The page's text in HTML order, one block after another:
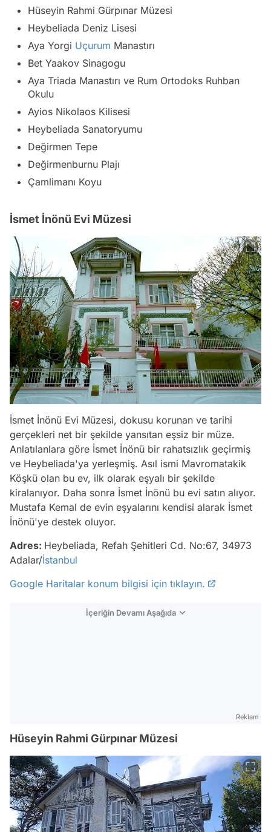
Hüseyin Rahmi Gürpınar Müzesi
Heybeliada Deniz Lisesi
Aya Yorgi Uçurum Manastırı
Bet Yaakov Sinagogu
Aya Triada Manastırı ve Rum Ortodoks Ruhban
Okulu
Ayios Nikolaos Kilisesi
Heybeliada Sanatoryumu
Değirmen Tepe
Değirmenburnu Plajı
Çamlimanı Koyu
İsmet İnönü Evi Müzesi
İsmet İnönü Evi Müzesi, dokusu korunan ve tarihi
gerçekleri net bir şekilde yansıtan eşsiz bir müze.
Anlatılanlara göre İsmet İnönü bir rahatsızlık geçirmiş
ve Heybeliada'ya yerleşmiş. Asıl ismi Mavromatakik
Köşkü olan bu ev, ilk olarak eşyalı bir şekilde
kiralanıyor. Daha sonra İsmet İnönü bu evi satın alıyor.
Mustafa Kemal de evin eşyalarını kendisi alarak İsmet
İnönü'ye destek oluyor.
Adres: Heybeliada, Refah Şehitleri Cd. No:67, 34973
Adalar/İstanbul
Google Haritalar konum bilgisi için tıklayın.
İçeriğin Devamı Aşağıda
Reklam
Hüseyin Rahmi Gürpınar Müzesi